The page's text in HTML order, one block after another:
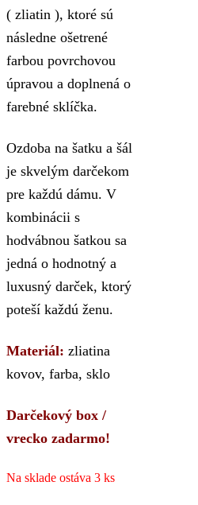
( zliatin ), ktoré sú
následne ošetrené
farbou povrchovou
úpravou a doplnená o
farebné sklíčka.
Ozdoba na šatku a šál
je skvelým darčekom
pre každú dámu. V
kombinácii s
hodvábnou šatkou sa
jedná o hodnotný a
luxusný darček, ktorý
poteší každú ženu.
Materiál: zliatina
kovov, farba, sklo
Darčekový box /
vrecko zadarmo!
Na sklade ostáva 3 ks